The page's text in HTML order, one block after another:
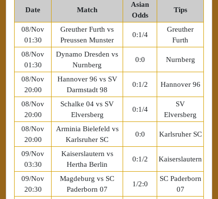
Date Match
Asian
Odds
Tips
08/Nov
01:30
Greuther Furth vs
Preussen Munster
0:1/4
Greuther
Furth
08/Nov
01:30
Dynamo Dresden vs
Nurnberg
0:0 Nurnberg
08/Nov
20:00
Hannover 96 vs SV
Darmstadt 98
0:1/2 Hannover 96
08/Nov
20:00
Schalke 04 vs SV
Elversberg
0:1/4
SV
Elversberg
08/Nov
20:00
Arminia Bielefeld vs
Karlsruher SC
0:0 Karlsruher SC
09/Nov
03:30
Kaiserslautern vs
Hertha Berlin
0:1/2 Kaiserslautern
09/Nov
20:30
Magdeburg vs SC
Paderborn 07
1/2:0
SC Paderborn
07